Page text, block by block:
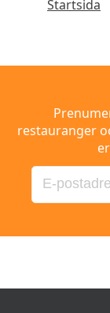
Startsida
restauranger